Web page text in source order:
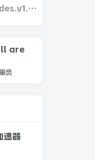
are
负
速器